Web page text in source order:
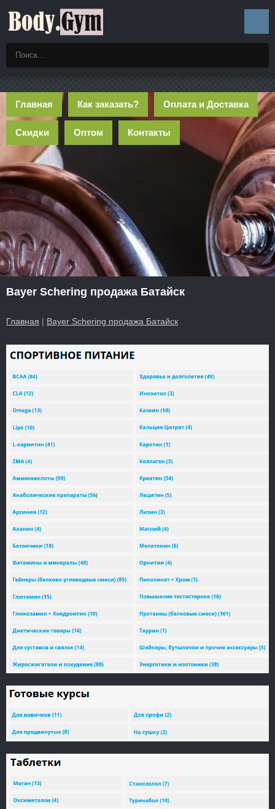
Главная Как заказать? Оплата и Доставка
Скидки Оптом Контакты
Bayer Schering продажа Батайск
Главная | Bayer Schering продажа Батайск